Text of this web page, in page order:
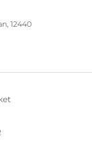
12440